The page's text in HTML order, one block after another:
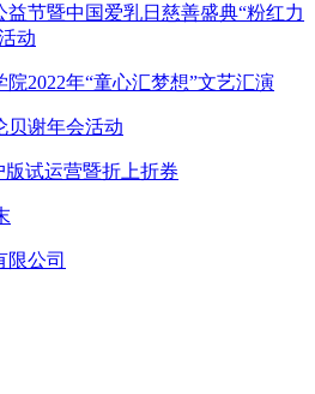
节暨中国爱乳日慈善盛典“粉红力
动
2022年“童心汇梦想”文艺汇演
贝谢年会活动
版试运营暨折上折券
限公司